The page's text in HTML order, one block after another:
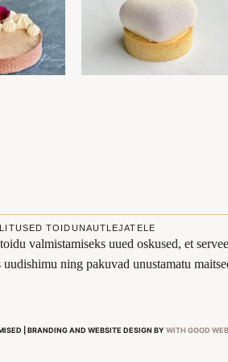
TOIDUNAUTLEJATELE
valmistamiseks uued oskused, et
ning pakuvad unustamatu
| BRANDING AND WEBSITE DESIGN BY WITH GOOD